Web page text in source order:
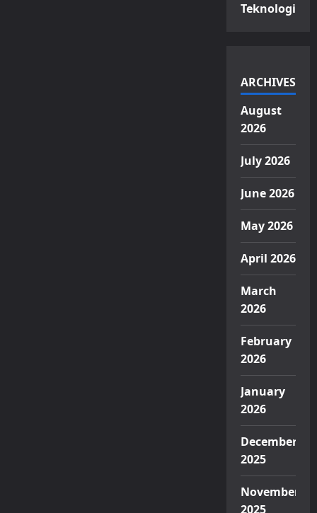
Teknologi
ARCHIVES
August
2026
July 2026
June 2026
May 2026
April 2026
March
2026
February
2026
January
2026
December
2025
November
2025